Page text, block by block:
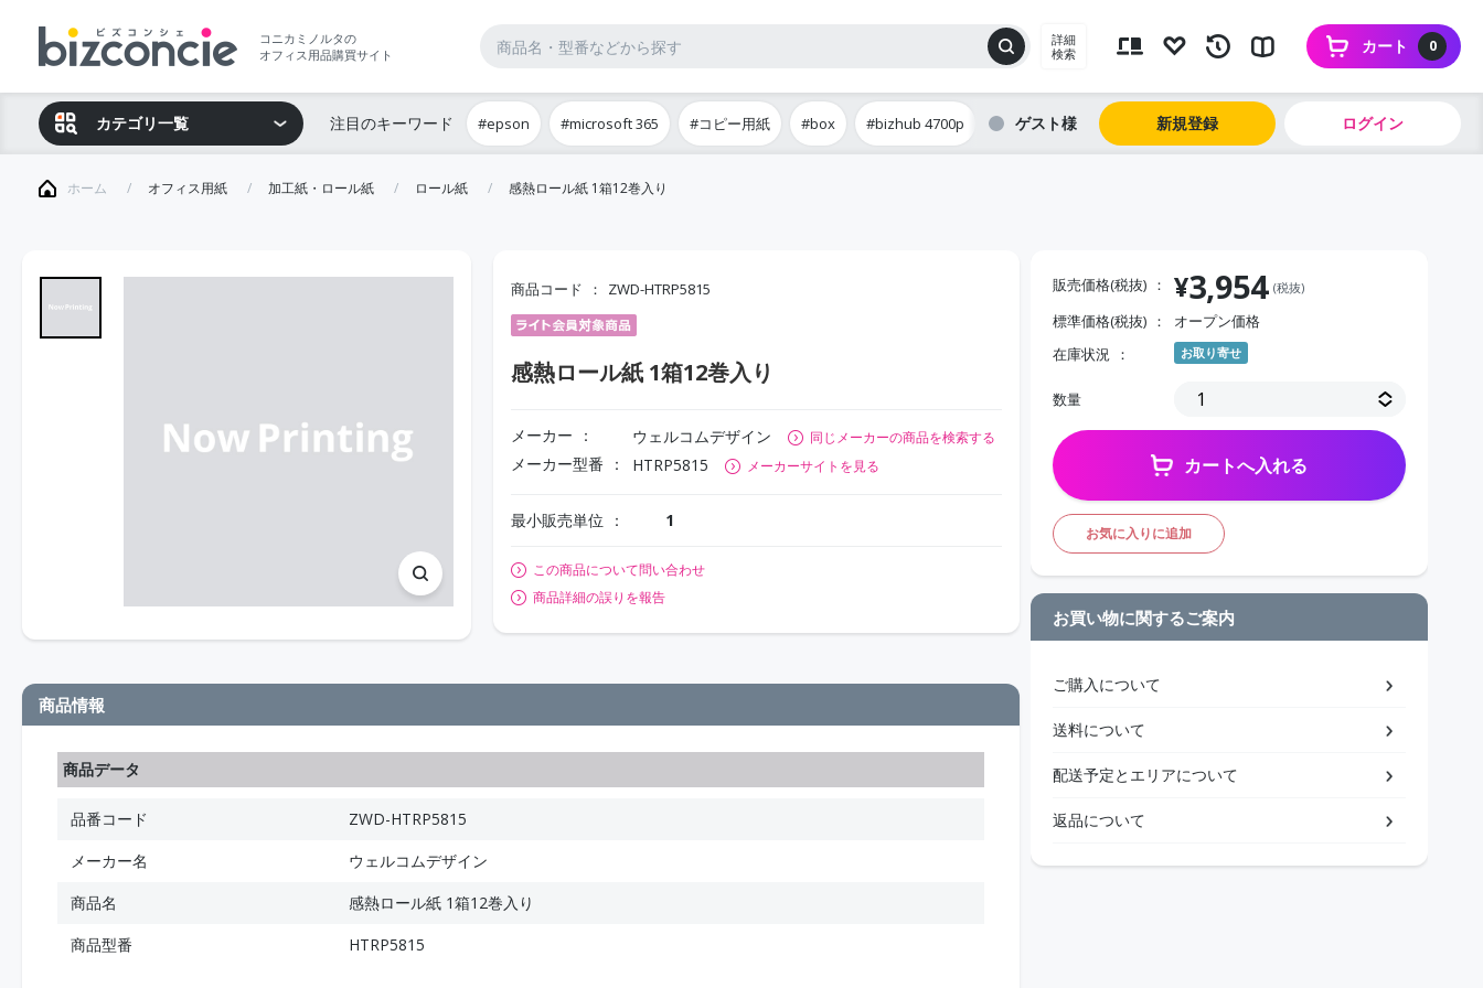
コニカミノルタの
オフィス用品購買サイト
詳細
検索
0
カート
カテゴリ一覧 注目のキーワード #epson #microsoft 365 #コピー用紙 #box #bizhub 4700p ゲスト 新規登録 ログイン
ホーム オフィス用紙 加工紙・ロール紙 ロール紙 感熱ロール紙 1箱12巻入り
商品コード ZWD-HTRP5815
感熱ロール紙 1箱12巻入り
メーカー ウェルコムデザイン 同じメーカーの商品を検索する
メーカー型番 HTRP5815 メーカーサイトを見る
最小販売単位 1
この商品について問い合わせ
商品詳細の誤りを報告
商品情報
商品データ
品番コード
ZWD-HTRP5815
メーカー名
ウェルコムデザイン
商品名
感熱ロール紙 1箱12巻入り
商品型番
HTRP5815
販売価格(税抜) ¥3,954 (税抜)
標準価格(税抜)
オープン価格
在庫状況
お取り寄せ
数量
カートへ入れる
お気に入りに追加
お買い物に関するご案内
ご購入について
送料について
配送予定とエリアについて
返品について